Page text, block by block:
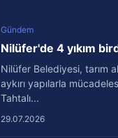
Gündem
Nilüfer'de 4 yıkım
Nilüfer Belediyesi, tarım
aykırı yapılarla
Tahtalı...
29.07.2026